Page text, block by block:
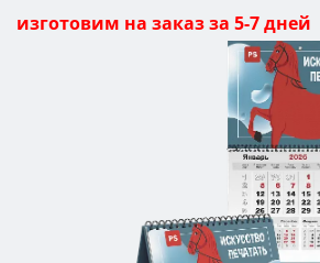
изготовим на заказ за 5-7 дней